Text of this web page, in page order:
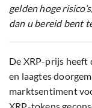
gelden hoge
dan u bereid bent
De XRP-prijs heeft
en laagtes
marktsentiment